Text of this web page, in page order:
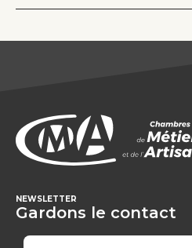
NEWSLETTER
Gardons le contact